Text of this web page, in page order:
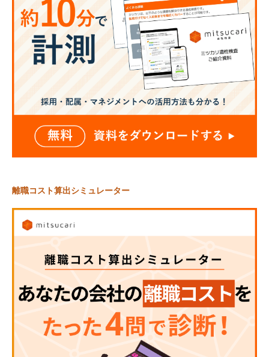
離職コスト算出シミュレーター